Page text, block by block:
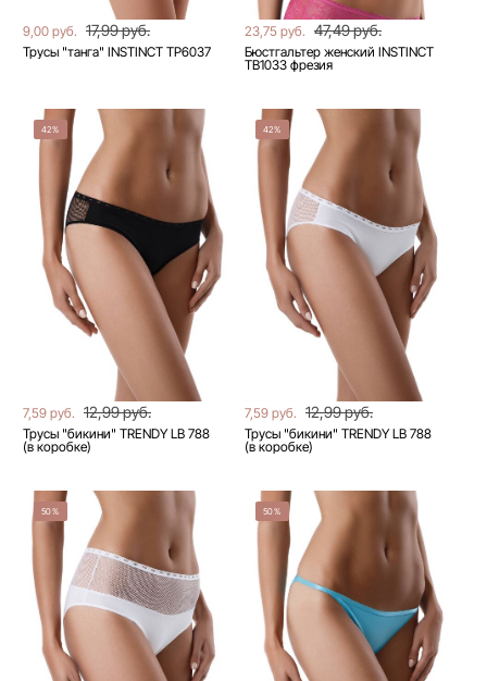
9,00 руб. 17,99 руб.
Трусы "танга" INSTINCT TP6037
23,75 руб. 47,49 руб.
Бюстгальтер женский INSTINCT
TB1033 фрезия
42%
7,59 руб. 12,99 руб.
Трусы "бикини" TRENDY LB 788
(в коробке)
42%
7,59 руб. 12,99 руб.
Трусы "бикини" TRENDY LB 788
(в коробке)
50% 50%